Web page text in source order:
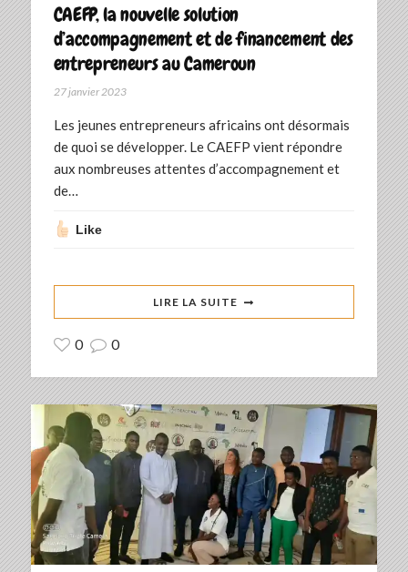
CAEFP, la nouvelle solution
d’accompagnement et de financement des
entrepreneurs au Cameroun
27 janvier 2023
Les jeunes entrepreneurs africains ont désormais
de quoi se développer. Le CAEFP vient répondre
aux nombreuses attentes d’accompagnement et
de…
Like
LIRE LA SUITE
0 0